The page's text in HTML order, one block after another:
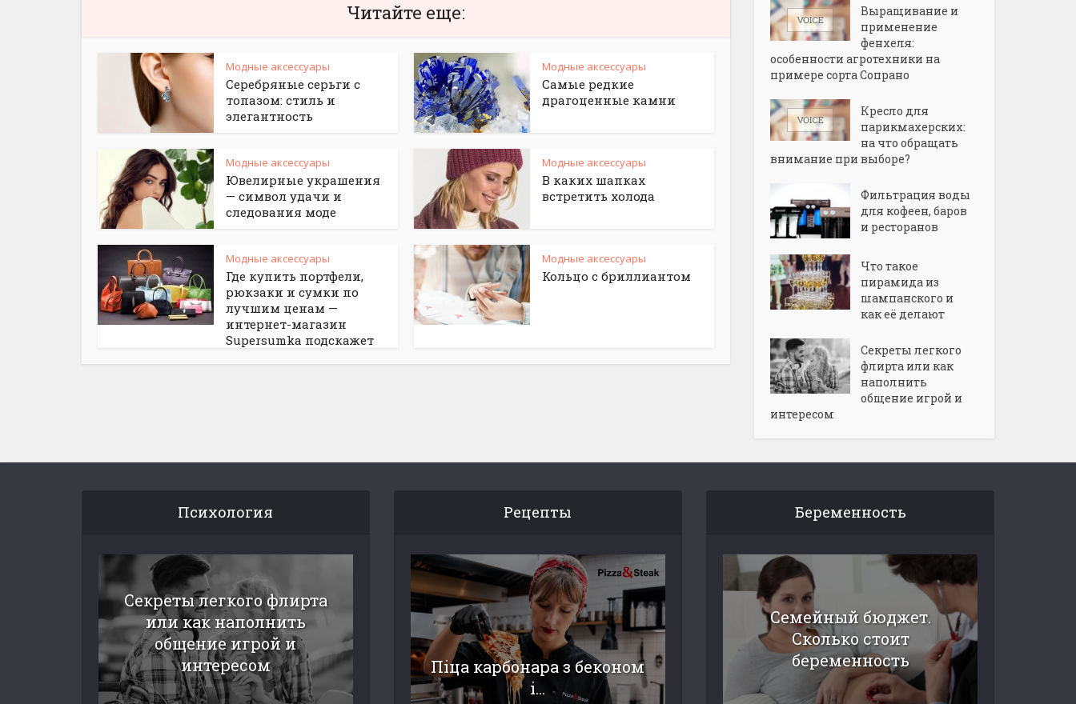
Читайте еще:
Модные аксессуары
Серебряные серьги с
топазом: стиль и
элегантность
Модные аксессуары
Самые редкие
драгоценные камни
Модные аксессуары
Ювелирные украшения
— символ удачи и
следования моде
Модные аксессуары
В каких шапках
встретить холода
Модные аксессуары
Где купить портфели,
рюкзаки и сумки по
лучшим ценам —
интернет-магазин
Supersumka подскажет
Модные аксессуары
Кольцо с бриллиантом
Выращивание и
применение
фенхеля:
особенности агротехники на
примере сорта Сопрано
Кресло для
парикмахерских:
на что обращать
внимание при выборе?
Фильтрация воды
для кофеен, баров
и ресторанов
Что такое
пирамида из
шампанского и
как её делают
Секреты легкого
флирта или как
наполнить
общение игрой и
интересом
Психология
Секреты легкого флирта
или как наполнить
общение игрой и
интересом
Рецепты
Піца карбонара з беконом
і...
Беременность
Семейный бюджет.
Сколько стоит
беременность